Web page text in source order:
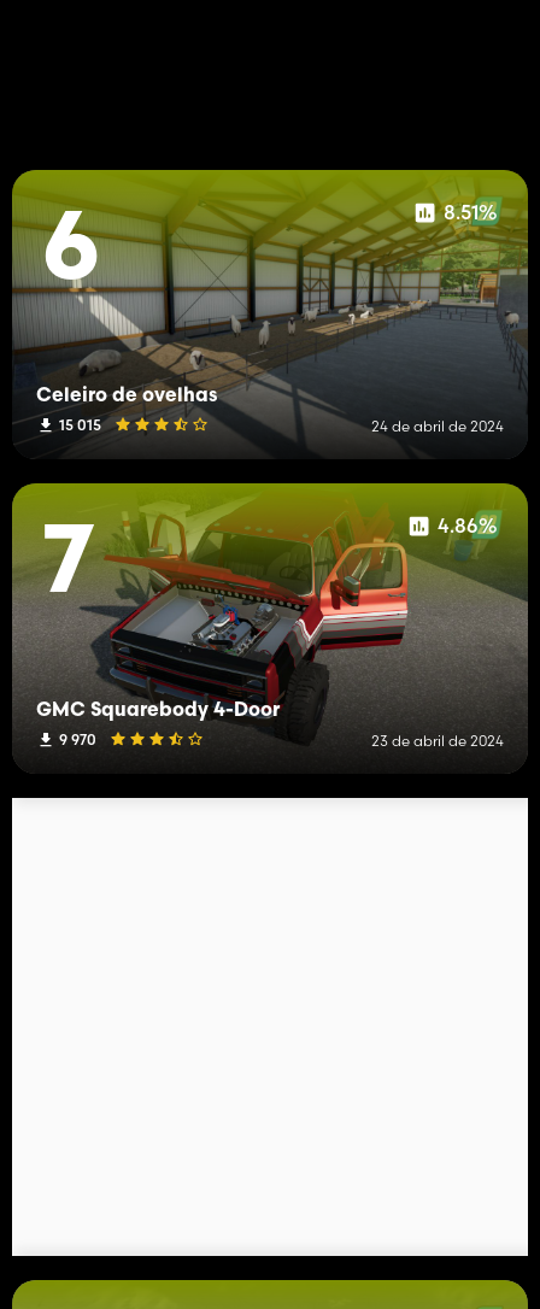
6 8.51%
Celeiro de ovelhas
15 015 24 de abril de 2024
7 4.86%
GMC Squarebody 4-Door
9 970 23 de abril de 2024